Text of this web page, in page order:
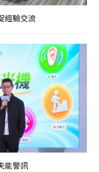
經驗交流
能警訊